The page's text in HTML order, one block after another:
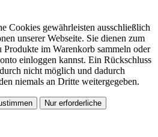
Cookies gewährleisten ausschließlich
unserer Webseite. Sie dienen zum
Produkte im Warenkorb sammeln oder
einloggen kannst. Ein Rückschluss
nicht möglich und dadurch
niemals an Dritte weitergegeben.
Nur erforderliche